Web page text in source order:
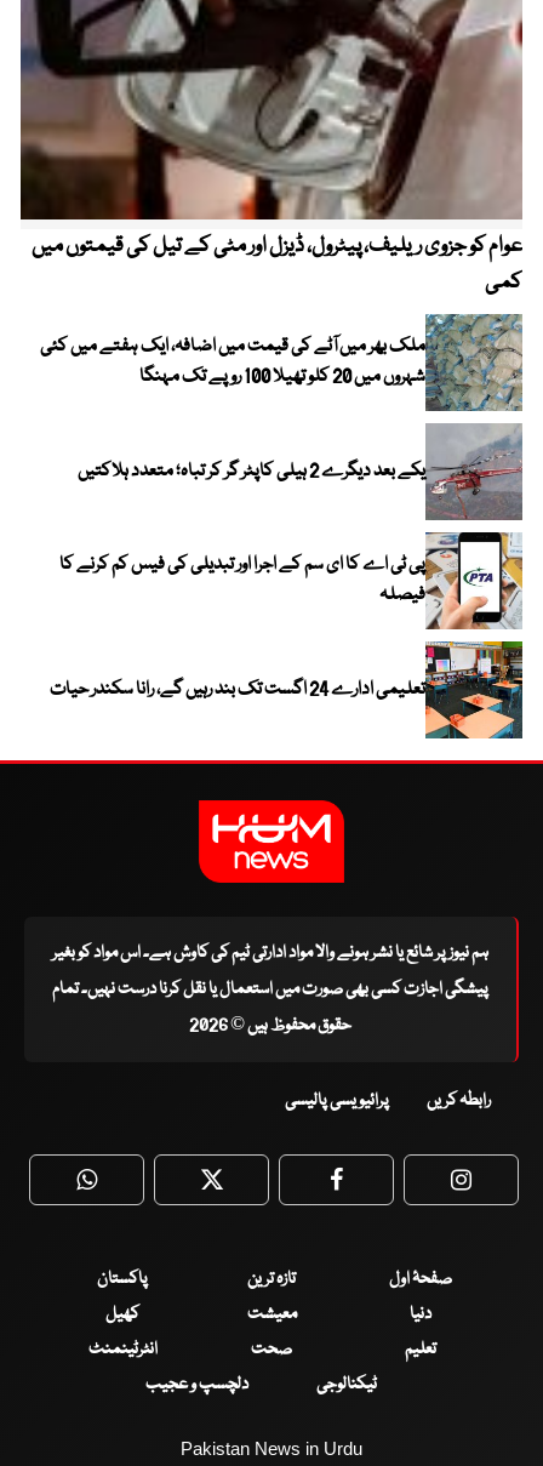
عوام کو جزوی ریلیف، پیٹرول، ڈیزل اور مٹی کے تیل کی قیمتوں میں
کمی
ملک بھر میں آٹے کی قیمت میں اضافہ، ایک ہفتے میں کئی
شہروں میں 20 کلو تھیلا 100 روپے تک مہنگا
یکے بعد دیگرے 2 ہیلی کاپٹر گر کر تباہ؛ متعدد ہلاکتیں
پی ٹی اے کا ای سم کے اجرا اور تبدیلی کی فیس کم کرنے کا
فیصلہ
تعلیمی ادارے 24 اگست تک بند رہیں گے، رانا سکندر حیات
ہم نیوز پر شائع یا نشر ہونے والا مواد ادارتی ٹیم کی کاوش ہے۔ اس مواد کو بغیر
پیشگی اجازت کسی بھی صورت میں استعمال یا نقل کرنا درست نہیں۔ تمام
حقوق محفوظ ہیں © 2026
رابطہ کریں پرائیویسی پالیسی
WhatsApp Twitter Facebook
صفحۂ اول تازہ ترین
پاکستان
دنیا
معیشت
کھیل
تعلیم
صحت
انٹرٹینمنٹ
ٹیکنالوجی
دلچسپ و عجیب
Pakistan News in Urdu